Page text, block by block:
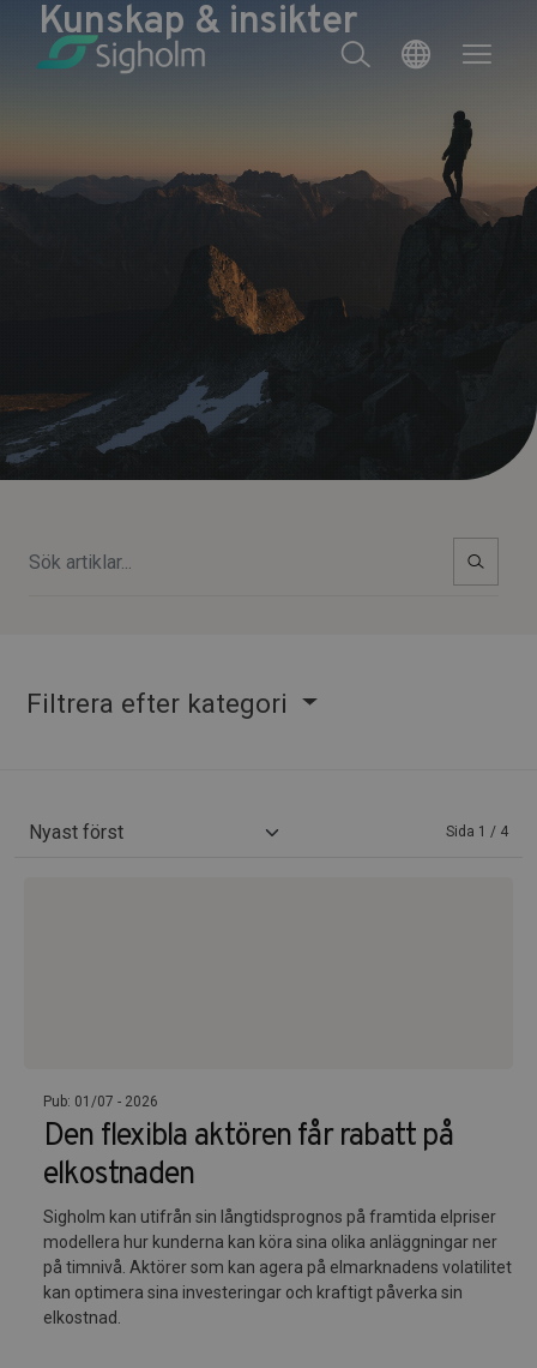
Kunskap & insikter
Filtrera efter kategori
Sida 1 / 4
Pub: 01/07 - 2026
Den flexibla aktören får rabatt på
elkostnaden
Sigholm kan utifrån sin långtidsprognos på framtida elpriser
modellera hur kunderna kan köra sina olika anläggningar ner
på timnivå. Aktörer som kan agera på elmarknadens volatilitet
kan optimera sina investeringar och kraftigt påverka sin
elkostnad.